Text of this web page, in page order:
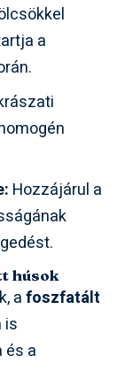
a
Hozzájárul a
húsok
afoszfatált
is
és a